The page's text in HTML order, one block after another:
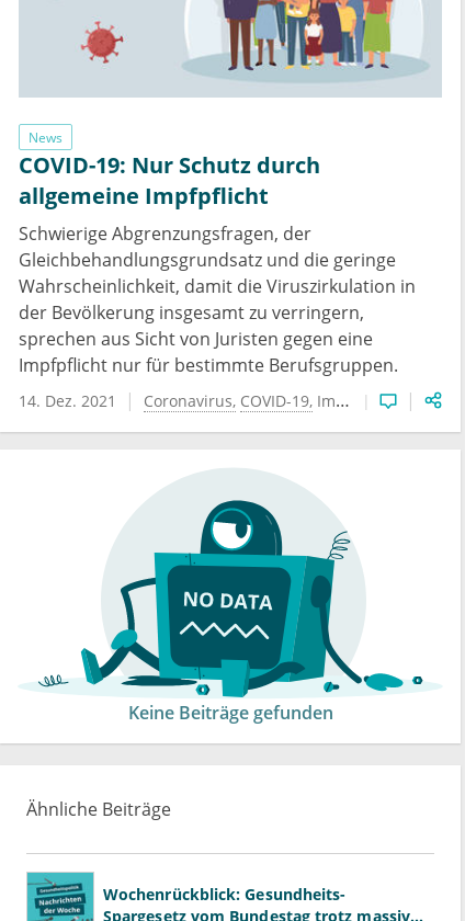
News
COVID-19: Nur Schutz durch
allgemeine Impfpflicht
Schwierige Abgrenzungsfragen, der
Gleichbehandlungsgrundsatz und die geringe
Wahrscheinlichkeit, damit die Viruszirkulation in
der Bevölkerung insgesamt zu verringern,
sprechen aus Sicht von Juristen gegen eine
Impfpflicht nur für bestimmte Berufsgruppen.
14. Dez. 2021 Coronavirus COVID-19 Impfung
Keine Beiträge gefunden
Ähnliche Beiträge
Wochenrückblick: Gesundheits-
Spargesetz vom Bundestag trotz massiver